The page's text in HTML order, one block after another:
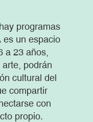
programas
es un espacio
a 23 años,
podrán
cultural del
compartir
con
propio.